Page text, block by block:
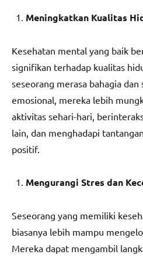
Meningkatkan Kualitas
Kesehatan mental yang baik
signifikan terhadap kualitas
seseorang merasa bahagia dan
emosional, mereka lebih
aktivitas sehari-hari,
lain, dan menghadapi
positif.
Mengurangi Stres dan
Seseorang yang memiliki
biasanya lebih mampu
Mereka dapat mengambil